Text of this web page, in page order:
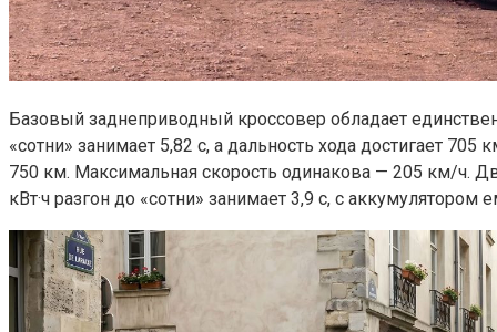
Базовый заднеприводный кроссовер обладает
«сотни» занимает 5,82 с, а дальность хода достигает
750 км. Максимальная скорость одинакова — 205 км/ч.
кВт·ч разгон до «сотни» занимает 3,9 с, с